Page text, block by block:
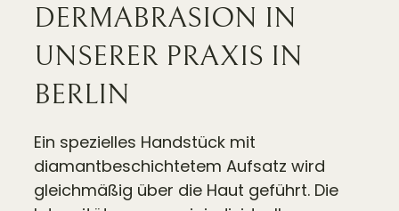
DERMA­BRASION IN
UNSERER PRAXIS IN
BERLIN
Ein spezielles Handstück mit
diamantbeschichtetem Aufsatz wird
gleichmäßig über die Haut geführt. Die